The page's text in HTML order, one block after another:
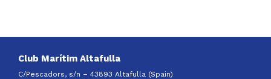
Club Marítim Altafulla
C/Pescadors, s/n – 43893 Altafulla (Spain)